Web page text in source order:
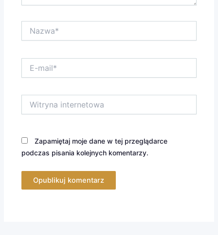
mail*
internetowa
Zapamiętaj moje dane w tej przeglądarce
podczas pisania kolejnych komentarzy.